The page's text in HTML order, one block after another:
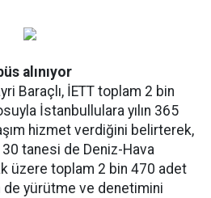
alınıyor
Baraçlı, İETT toplam 2 bin
İstanbullulara yılın 365
hizmet verdiğini belirterek,
tanesi de Deniz-Hava
üzere toplam 2 bin 470 adet
de yürütme ve denetimini